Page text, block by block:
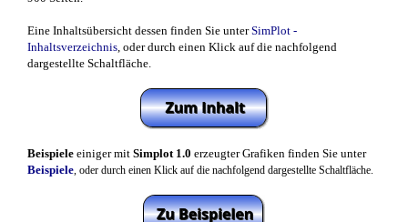
Eine Inhaltsübersicht dessen finden Sie unterSimPlot -
Inhaltsverzeichnis, oder durch einen Klick auf die nachfolgend
dargestellte Schaltfläche.
Beispiele einiger mit Simplot 1.0 erzeugter Grafiken finden Sie unter
Beispiele, oder durch einen Klick auf die nachfolgend dargestellte Schaltfläche.